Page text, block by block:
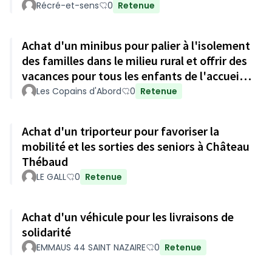
Récré-et-sens 0 Retenue
Achat d'un minibus pour palier à l'isolement
des familles dans le milieu rural et offrir des
vacances pour tous les enfants de l'accueil
de loisirs
Les Copains d'Abord 0 Retenue
Achat d'un triporteur pour favoriser la
mobilité et les sorties des seniors à Château
Thébaud
LE GALL 0 Retenue
Achat d'un véhicule pour les livraisons de
solidarité
EMMAUS 44 SAINT NAZAIRE 0 Retenue